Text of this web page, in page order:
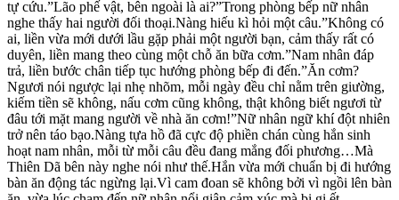
tự cứu.”Lão phế vật, bên ngoài là ai?”Trong phòng bếp nữ nhân
nghe thấy hai người đối thoại.Nàng hiếu kì hỏi một câu.”Không có
ai, liền vừa mới dưới lầu gặp phải một người bạn, cảm thấy rất có
duyên, liền mang theo cùng một chỗ ăn bữa cơm.”Nam nhân đáp
trả, liền bước chân tiếp tục hướng phòng bếp đi đến.”Ăn cơm?
Ngươi nói ngược lại nhẹ nhõm, mỗi ngày đều chỉ nằm trên giường,
kiếm tiền sẽ không, nấu cơm cũng không, thật không biết ngươi từ
đâu tới mặt mang người về nhà ăn cơm!”Nữ nhân ngữ khí đột nhiên
trở nên táo bạo.Nàng tựa hồ đã cực độ phiền chán cùng hắn sinh
hoạt nam nhân, mỗi từ mỗi câu đều đang mắng đối phương…Mà
Thiên Dã bên này nghe nói như thế.Hắn vừa mới chuẩn bị đi hướng
bàn ăn động tác ngừng lại.Vì cam đoan sẽ không bởi vì ngồi lên bàn